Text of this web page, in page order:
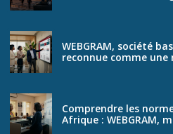
WEBGRAM, société
reconnue comme
Comprendre les
Afrique : WEBGRAM,